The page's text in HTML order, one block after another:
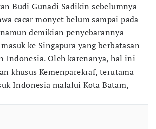
Budi Gunadi Sadikin sebelumnya
cacar monyet belum sampai pada
demikian penyebarannya
ke Singapura yang berbatasan
Indonesia. Oleh karenanya, hal ini
khusus Kemenparekraf, terutama
Indonesia malalui Kota Batam,